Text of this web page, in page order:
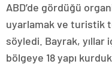
ABD’de gördüğü
uyarlamak ve turistik
söyledi. Bayrak, yıllar
bölgeye 18 yapı